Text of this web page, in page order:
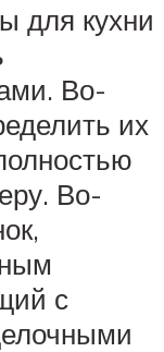
для кухни
Во-
их
Во-
с